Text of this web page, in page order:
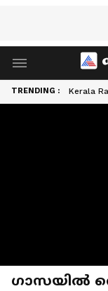
TRENDING : Kerala
ഗാസയിൽ